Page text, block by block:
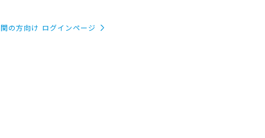
の方向け ログインページ